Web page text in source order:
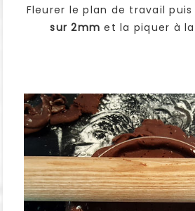
Fleurer le plan de travail puis
sur 2mm et la piquer à